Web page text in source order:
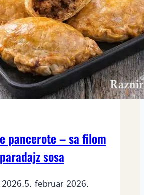
pancerote – sa filom
sosa
5. februar 2026.